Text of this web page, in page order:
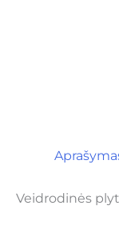
Veidrodinės